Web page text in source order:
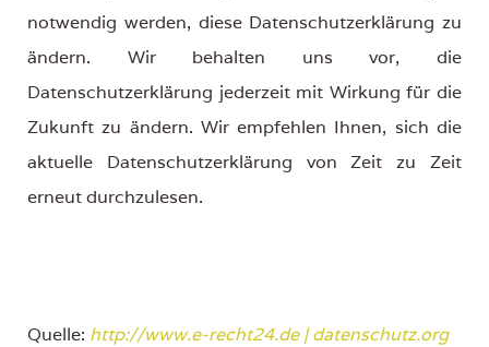
notwendig werden, diese Datenschutzerklärung zu
ändern. Wir behalten uns vor, die
Datenschutzerklärung jederzeit mit Wirkung für die
Zukunft zu ändern. Wir empfehlen Ihnen, sich die
aktuelle Datenschutzerklärung von Zeit zu Zeit
erneut durchzulesen.
Quelle: http://www.e-recht24.de |datenschutz.org